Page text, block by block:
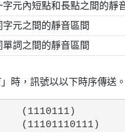
字元內短點和長點之間的靜
字元之間的靜音區間
單詞之間的靜音區間
」時，訊號以以下時序傳送
(1110111)
(11101110111)